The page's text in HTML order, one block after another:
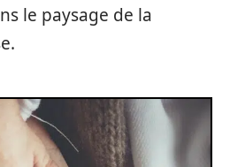
le paysage de la